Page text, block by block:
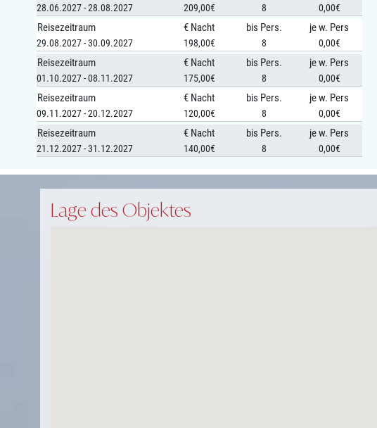
28.06.2027 - 28.08.2027 209,00€ 8 0,00€
Reisezeitraum € Nacht bis Pers. je w. Pers
29.08.2027 - 30.09.2027 198,00€ 8 0,00€
Reisezeitraum € Nacht bis Pers. je w. Pers
01.10.2027 - 08.11.2027 175,00€ 8 0,00€
Reisezeitraum € Nacht bis Pers. je w. Pers
09.11.2027 - 20.12.2027 120,00€ 8 0,00€
Reisezeitraum € Nacht bis Pers. je w. Pers
21.12.2027 - 31.12.2027 140,00€ 8 0,00€
Lage des Objektes